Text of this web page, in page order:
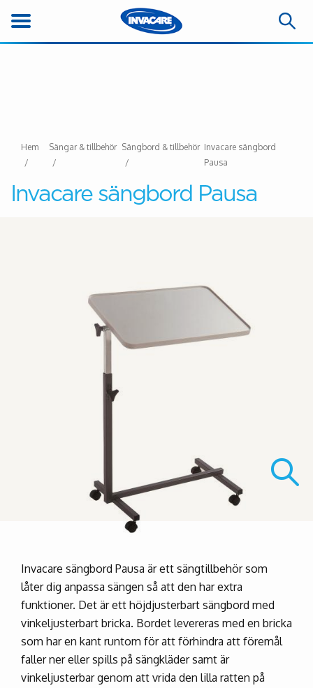
Hem Sängar & tillbehör Sängbord & tillbehör Invacare sängbord
Pausa
Invacare sängbord Pausa
Invacare sängbord Pausa är ett sängtillbehör som
låter dig anpassa sängen så att den har extra
funktioner. Det är ett höjdjusterbart sängbord med
vinkeljusterbart bricka. Bordet levereras med en bricka
som har en kant runtom för att förhindra att föremål
faller ner eller spills på sängkläder samt är
vinkeljusterbar genom att vrida den lilla ratten på